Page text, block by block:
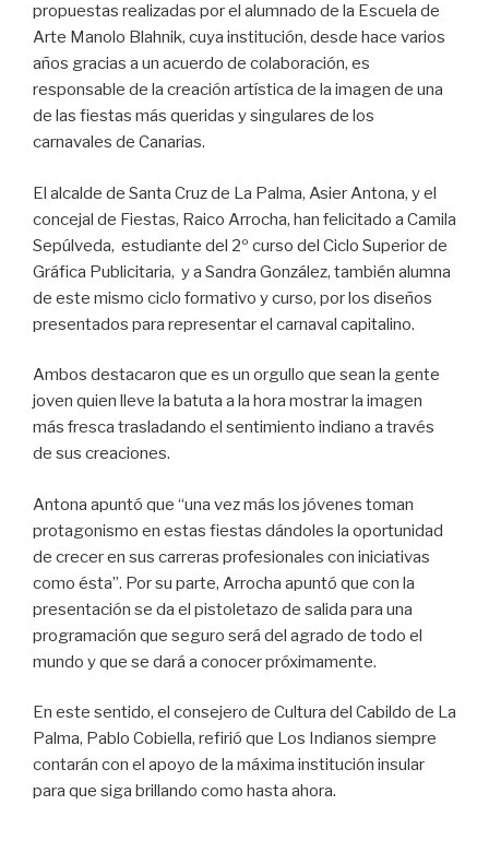
propuestas realizadas por el alumnado de la Escuela de
Arte Manolo Blahnik, cuya institución, desde hace varios
años gracias a un acuerdo de colaboración, es
responsable de la creación artística de la imagen de una
de las fiestas más queridas y singulares de los
carnavales de Canarias.
El alcalde de Santa Cruz de La Palma, Asier Antona, y el
concejal de Fiestas, Raico Arrocha, han felicitado a Camila
Sepúlveda, estudiante del 2º curso del Ciclo Superior de
Gráfica Publicitaria, y a Sandra González, también alumna
de este mismo ciclo formativo y curso, por los diseños
presentados para representar el carnaval capitalino.
Ambos destacaron que es un orgullo que sean la gente
joven quien lleve la batuta a la hora mostrar la imagen
más fresca trasladando el sentimiento indiano a través
de sus creaciones.
Antona apuntó que “una vez más los jóvenes toman
protagonismo en estas fiestas dándoles la oportunidad
de crecer en sus carreras profesionales con iniciativas
como ésta”. Por su parte, Arrocha apuntó que con la
presentación se da el pistoletazo de salida para una
programación que seguro será del agrado de todo el
mundo y que se dará a conocer próximamente.
En este sentido, el consejero de Cultura del Cabildo de La
Palma, Pablo Cobiella, refirió que Los Indianos siempre
contarán con el apoyo de la máxima institución insular
para que siga brillando como hasta ahora.